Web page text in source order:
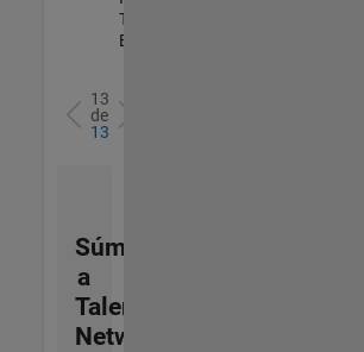
Technology |
Experimentado
13
de
13
Súmese
a
Talent
Network